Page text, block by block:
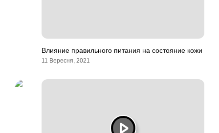
Влияние правильного питания на состояние кожи
11 Вересня, 2021